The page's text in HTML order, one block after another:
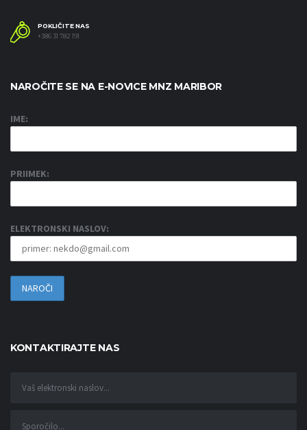
POKLIČITE NAS
+386 31 782 191
NAROČITE SE NA E-NOVICE MNZ MARIBOR
IME:
PRIIMEK:
ELEKTRONSKI NASLOV:
KONTAKTIRAJTE NAS